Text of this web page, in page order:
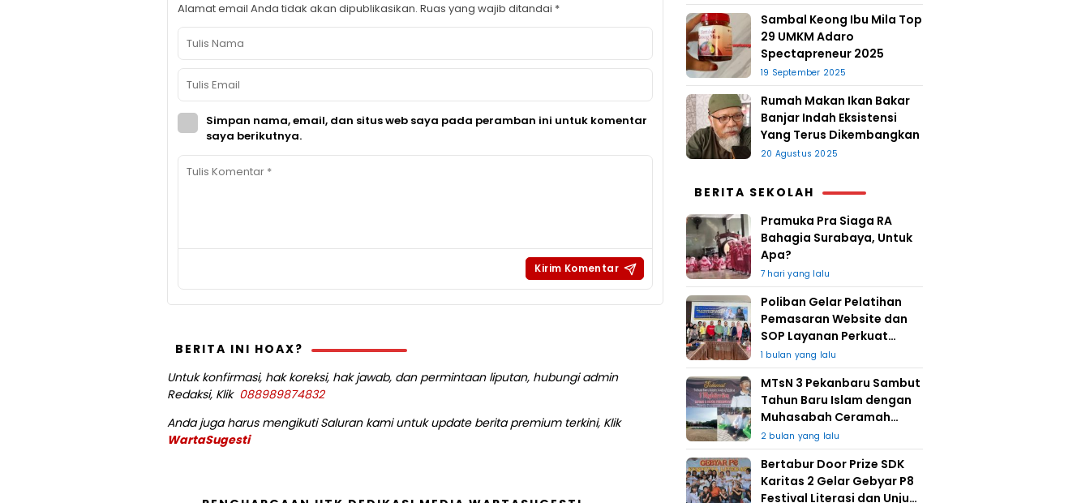
Alamat email Anda tidak akan dipublikasikan. Ruas yang wajib ditandai *
Simpan nama, email, dan situs web saya pada peramban ini untuk komentar
saya berikutnya.
BERITA INI HOAX?
Untuk konfirmasi, hak koreksi, hak jawab, dan permintaan liputan, hubungi admin
Redaksi, Klik 088989874832
Anda juga harus mengikuti Saluran kami untuk update berita premium terkini, Klik
WartaSugesti
Sambal Keong Ibu Mila Top
29 UMKM Adaro
Spectapreneur 2025
19 September 2025
Rumah Makan Ikan Bakar
Banjar Indah Eksistensi
Yang Terus Dikembangkan
20 Agustus 2025
BERITA SEKOLAH
Pramuka Pra Siaga RA
Bahagia Surabaya, Untuk
Apa?
7 hari yang lalu
Poliban Gelar Pelatihan
Pemasaran Website dan
SOP Layanan Perkuat
UMKM Berkat Guru Kapuh
1 bulan yang lalu
MTsN 3 Pekanbaru Sambut
Tahun Baru Islam dengan
Muhasabah Ceramah
Agama
2 bulan yang lalu
Bertabur Door Prize SDK
Karitas 2 Gelar Gebyar P8
Festival Literasi dan Unjuk